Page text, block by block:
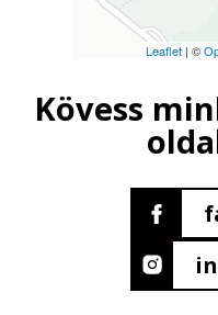
Leaflet| ©
Kövess